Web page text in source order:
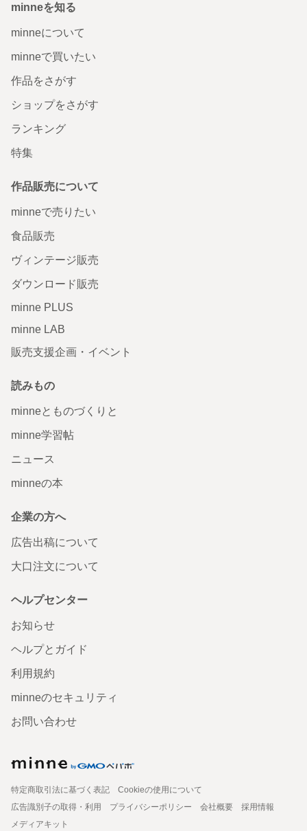
minneを知る
minneについて
minneで買いたい
作品をさがす
ショップをさがす
ランキング
特集
作品販売について
minneで売りたい
食品販売
ヴィンテージ販売
ダウンロード販売
minne PLUS
minne LAB
販売支援企画・イベント
読みもの
minneとものづくりと
minne学習帖
ニュース
minneの本
企業の方へ
広告出稿について
大口注文について
ヘルプセンター
お知らせ
ヘルプとガイド
利用規約
minneのセキュリティ
お問い合わせ
特定商取引法に基づく表記
Cookieの使用について
広告識別子の取得・利用
プライバシーポリシー 会社概要
採用情報
メディアキット